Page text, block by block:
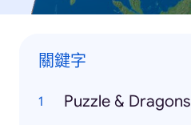
關鍵字
Puzzle & Dragons